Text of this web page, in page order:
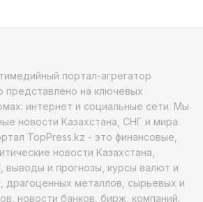
портал-агрегатор
представлено на ключевых
интернет и социальные сети. Мы
новости Казахстана, СНГ и мира.
TopPress.kz - это финансовые,
новости Казахстана,
выводы и прогнозы, курсы валют и
драгоценных металлов, сырьевых и
новости банков, бирж, компаний.